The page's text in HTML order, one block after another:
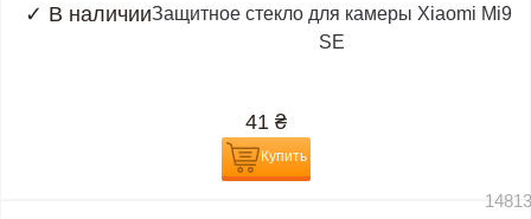
✓ В наличииЗащитное стекло для камеры Xiaomi Mi9
SE
41 ₴
Купить